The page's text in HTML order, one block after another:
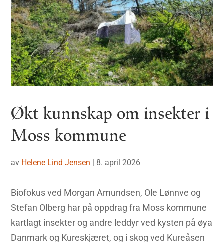
Økt kunnskap om insekter i
Moss kommune
av Helene Lind Jensen | 8. april 2026
Biofokus ved Morgan Amundsen, Ole Lønnve og
Stefan Olberg har på oppdrag fra Moss kommune
kartlagt insekter og andre leddyr ved kysten på øya
Danmark og Kureskjæret, og i skog ved Kureåsen